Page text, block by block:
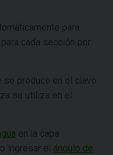
para
cada sección por
se produce en el clavo
se utiliza en el
en la capa
ingresar el ángulo de